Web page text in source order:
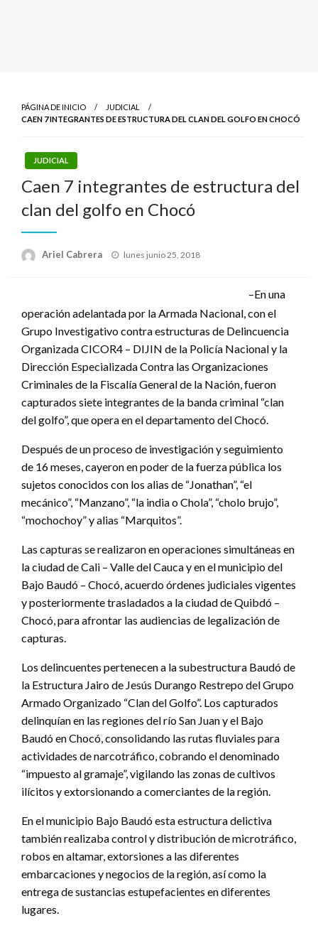
PÁGINA DE INICIO
JUDICIAL
CAEN 7 INTEGRANTES DE ESTRUCTURA DEL CLAN DEL GOLFO EN CHOCÓ
JUDICIAL
Caen 7 integrantes de estructura del
clan del golfo en Chocó
Ariel Cabrera
Publicado
lunes junio 25, 2018
–En una
operación adelantada por la Armada Nacional, con el
Grupo Investigativo contra estructuras de Delincuencia
Organizada CICOR4 – DIJIN de la Policía Nacional y la
Dirección Especializada Contra las Organizaciones
Criminales de la Fiscalía General de la Nación, fueron
capturados siete integrantes de la banda criminal “clan
del golfo”, que opera en el departamento del Chocó.
Después de un proceso de investigación y seguimiento
de 16 meses, cayeron en poder de la fuerza pública los
sujetos conocidos con los alias de “Jonathan”, “el
mecánico”, “Manzano”, “la india o Chola”, “cholo brujo”,
“mochochoy” y alias “Marquitos”.
Las capturas se realizaron en operaciones simultáneas en
la ciudad de Cali – Valle del Cauca y en el municipio del
Bajo Baudó – Chocó, acuerdo órdenes judiciales vigentes
y posteriormente trasladados a la ciudad de Quibdó –
Chocó, para afrontar las audiencias de legalización de
capturas.
Los delincuentes pertenecen a la subestructura Baudó de
la Estructura Jairo de Jesús Durango Restrepo del Grupo
Armado Organizado “Clan del Golfo”. Los capturados
delinquían en las regiones del río San Juan y el Bajo
Baudó en Chocó, consolidando las rutas fluviales para
actividades de narcotráfico, cobrando el denominado
“impuesto al gramaje”, vigilando las zonas de cultivos
ilícitos y extorsionando a comerciantes de la región.
En el municipio Bajo Baudó esta estructura delictiva
también realizaba control y distribución de microtráfico,
robos en altamar, extorsiones a las diferentes
embarcaciones y negocios de la región, así como la
entrega de sustancias estupefacientes en diferentes
lugares.